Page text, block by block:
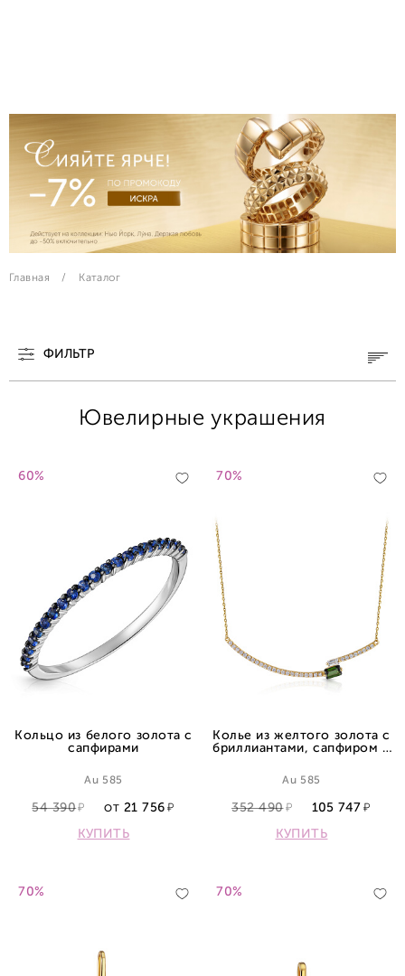
Главная Каталог
ФИЛЬТР
Ювелирные украшения
60%
Кольцо из белого золота с
сапфирами
Au 585
54 390 ОТ 21 756
КУПИТЬ
70%
Колье из желтого золота с
бриллиантами, сапфиром и
якорное
Au 585
352 490
105 747
КУПИТЬ
70% 70%